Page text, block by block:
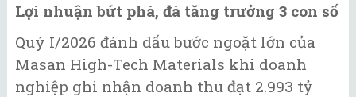
Lợi nhuận bứt phá, đà tăng trưởng 3 con số
Quý I/2026 đánh dấu bước ngoặt lớn của
Masan High-Tech Materials khi doanh
nghiệp ghi nhận doanh thu đạt 2.993 tỷ